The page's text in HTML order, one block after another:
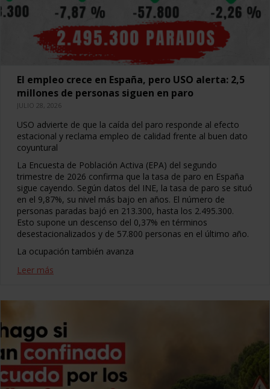
El empleo crece en España, pero USO alerta: 2,5
millones de personas siguen en paro
JULIO 28, 2026
USO advierte de que la caída del paro responde al efecto
estacional y reclama empleo de calidad frente al buen dato
coyuntural
La Encuesta de Población Activa (EPA) del segundo
trimestre de 2026 confirma que la tasa de paro en España
sigue cayendo. Según datos del INE, la tasa de paro se situó
en el 9,87%, su nivel más bajo en años. El número de
personas paradas bajó en 213.300, hasta los 2.495.300.
Esto supone un descenso del 0,37% en términos
desestacionalizados y de 57.800 personas en el último año.
La ocupación también avanza
Leer más